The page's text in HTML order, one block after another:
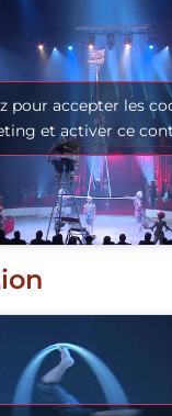
pour accepter les
et activer ce